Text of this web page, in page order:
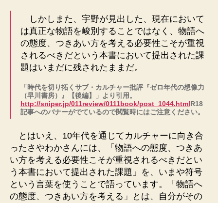
しかしまた、宇野が見出した、現在において
は真正な物語を峻別することではなく、物語へ
の態度、つきあい方を考える必要性こそが重視
されるべきだという本書において提出された課
題はいまだに残されたままだ。
「時代を切り拓くサブ・カルチャー批評『ゼロ年代の想像力
（早川書房）』【後編】」より引用。
http://sniper.jp/011review/0111book/post_1044.htmlR18
記事へのバナーがでているので閲覧時にはご注意ください。
とはいえ、10年代を通じてカルチャーに向き合
ったさやわかさんには、「物語への態度、つきあ
い方を考える必要性こそが重視されるべきだとい
う本書において提出された課題」を、いまや符号
という言葉を使うことで語っています。「物語へ
の態度、つきあい方を考える」とは、自分がその